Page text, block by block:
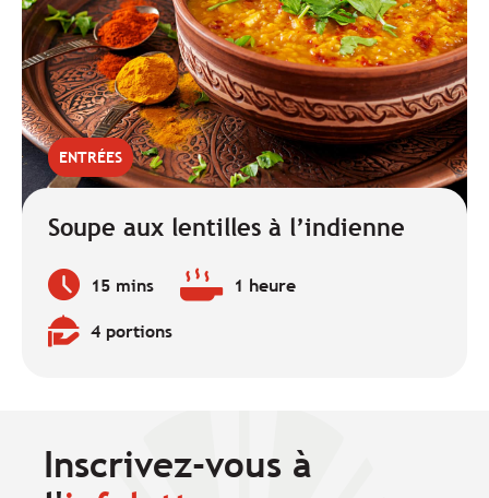
ENTRÉES
Soupe aux lentilles à l’indienne
Temps
de
préparation
:
15 mins
Temps 1 heure
Quantité4 portions
Inscrivez-vous à